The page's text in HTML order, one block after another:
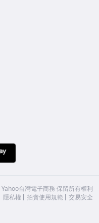
Yahoo台灣電子商務 保留所有權利
隱私權 拍賣使用規範 交易安全